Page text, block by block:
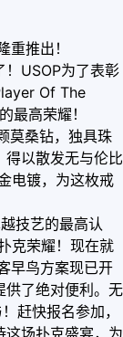
推出！
USOP为了表彰
Of The
最高荣耀！
莫桑钻，独具珠
得以散发无与伦比
电镀，为这枚戒
技艺的最高认
克荣耀！现在就
早鸟方案现已开
供了绝对便利。无
赶快报名参加，
这场扑克盛宴，为